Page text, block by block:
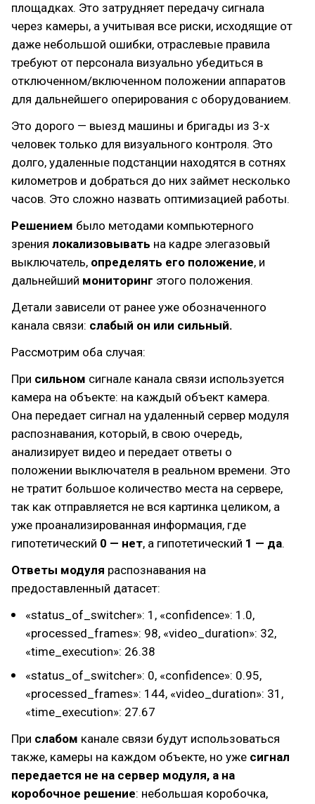
площадках. Это затрудняет передачу сигнала
через камеры, а учитывая все риски, исходящие от
даже небольшой ошибки, отраслевые правила
требуют от персонала визуально убедиться в
отключенном/включенном положении аппаратов
для дальнейшего оперирования с оборудованием.
Это дорого — выезд машины и бригады из 3-х
человек только для визуального контроля. Это
долго, удаленные подстанции находятся в сотнях
километров и добраться до них займет несколько
часов. Это сложно назвать оптимизацией работы.
Решением было методами компьютерного
зрения локализовывать на кадре элегазовый
выключатель, определять его положение, и
дальнейший мониторинг этого положения.
Детали зависели от ранее уже обозначенного
канала связи: слабый он или сильный.
Рассмотрим оба случая:
При сильном сигнале канала связи используется
камера на объекте: на каждый объект камера.
Она передает сигнал на удаленный сервер модуля
распознавания, который, в свою очередь,
анализирует видео и передает ответы о
положении выключателя в реальном времени. Это
не тратит большое количество места на сервере,
так как отправляется не вся картинка целиком, а
уже проанализированная информация, где
гипотетический 0 — нет, а гипотетический 1 — да.
Ответы модуля распознавания на
предоставленный датасет:
«status_of_switcher»: 1, «confidence»: 1.0,
«processed_frames»: 98, «video_duration»: 32,
«time_execution»: 26.38
«status_of_switcher»: 0, «confidence»: 0.95,
«processed_frames»: 144, «video_duration»: 31,
«time_execution»: 27.67
При слабом канале связи будут использоваться
также, камеры на каждом объекте, но уже сигнал
передается не на сервер модуля, а на
коробочное решение: небольшая коробочка,